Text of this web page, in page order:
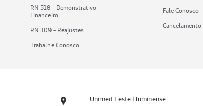
RN 518 - Demonstrativo
Financeiro
RN 309 - Reajustes
Trabalhe Conosco
Fale Conosco
Cancelamento
Unimed Leste Fluminense